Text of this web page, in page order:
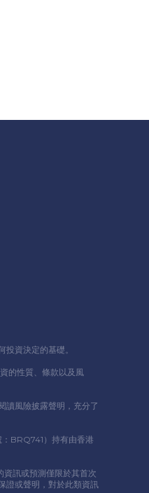
資決定的基礎。
的性質、條款以及風
讀風險披露聲明，充分了
BRQ741）持有由香港
資訊或預測僅限於其⾸次
證或聲明，對於此類資訊